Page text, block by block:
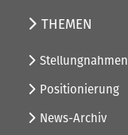
THEMEN
Stellungnahmen
Positionierung
News-Archiv